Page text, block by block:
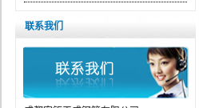
联系我们